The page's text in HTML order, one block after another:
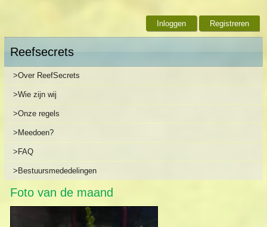
Inloggen Registreren
Reefsecrets
>Over ReefSecrets
>Wie zijn wij
>Onze regels
>Meedoen?
>FAQ
>Bestuursmededelingen
Foto van de maand